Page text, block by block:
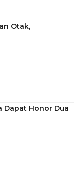
Otak,
Dapat Honor Dua